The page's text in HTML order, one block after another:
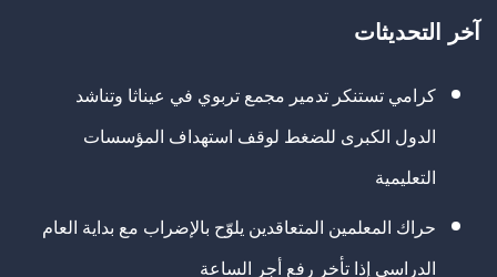
آخر التحديثات
كرامي تستنكر تدمير مجمع تربوي في عيناثا وتناشد
الدول الكبرى للضغط لوقف استهداف المؤسسات
التعليمية
حراك المعلمين المتعاقدين يلوّح بالإضراب مع بداية العام
الدراسي إذا تأخر رفع أجر الساعة